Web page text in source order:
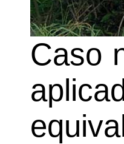
Caso